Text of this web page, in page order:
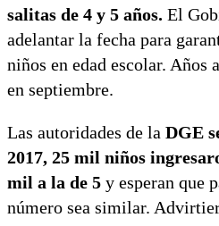
salitas de 4 y 5 años. El
adelantar la fecha para
niños en edad escolar. Años
en septiembre.
Las autoridades de la DGE
2017, 25 mil niños
mil a la de 5 y esperan que
número sea similar.